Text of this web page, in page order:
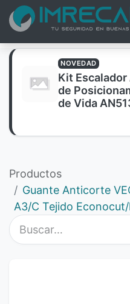
NOVEDAD
Kit
de
de Vida
Productos
Guante Anticorte
A3/C Tejido